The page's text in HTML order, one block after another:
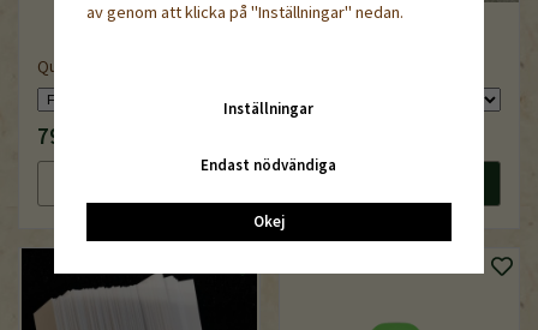
QuickPot QP 35T
79 kr
av genom att klicka på "Inställningar" nedan.
Inställningar
Endast nödvändiga
Okej